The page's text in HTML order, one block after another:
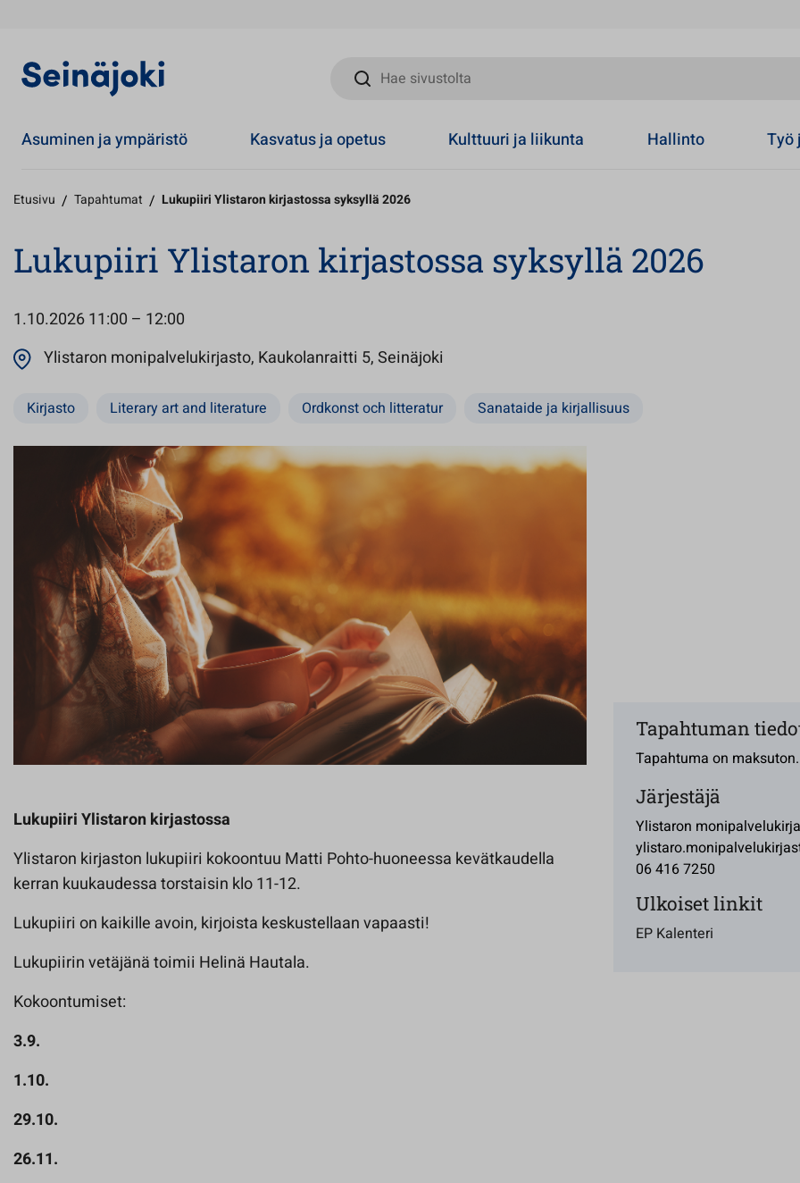
Hae sivustolta
Asuminen ja ympäristö Kasvatus ja opetus Kulttuuri ja liikunta Hallinto Työ
Etusivu / Tapahtumat / Lukupiiri Ylistaron kirjastossa syksyllä 2026
Lukupiiri Ylistaron kirjastossa syksyllä 2026
1.10.202611:00 – 12:00
Ylistaron monipalvelukirjasto, Kaukolanraitti 5, Seinäjoki
Kirjasto Literary art and literature Ordkonst och litteratur Sanataide ja kirjallisuus
Lukupiiri Ylistaron kirjastossa
Ylistaron kirjaston lukupiiri kokoontuu Matti Pohto-huoneessa kevätkaudella
kerran kuukaudessa torstaisin klo 11-12.
Lukupiiri on kaikille avoin, kirjoista keskustellaan vapaasti!
Lukupiirin vetäjänä toimii Helinä Hautala.
Kokoontumiset:
3.9.
1.10.
29.10.
26.11.
Tapahtuman
Tapahtuma on maksuton.
Järjestäjä
Ylistaron
06 416 7250
Ulkoiset linkit
EP Kalenteri